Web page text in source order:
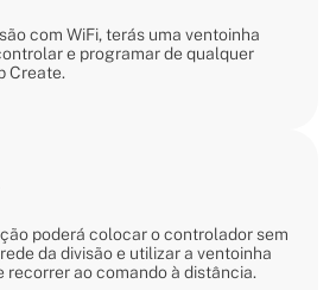
com WiFi, terás uma ventoinha
e programar de qualquer
Create.
poderá colocar o controlador sem
da divisão e utilizar a ventoinha
recorrer ao comando à distância.